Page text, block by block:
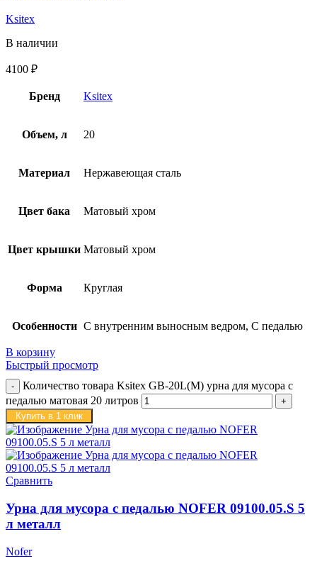
Ksitex
В наличии
4100 ₽
Бренд Ksitex
Объем, л 20
Материал Нержавеющая сталь
Цвет бака Матовый хром
Цвет крышки Матовый хром
Форма Круглая
Особенности С внутренним выносным ведром, С педалью
В корзину
Быстрый просмотр
Количество товара Ksitex GB-20L(M) урна для мусора с
педалью матовая 20 литров
Купить в 1 клик
Сравнить
Урна для мусора с педалью NOFER 09100.05.S 5
л металл
Nofer